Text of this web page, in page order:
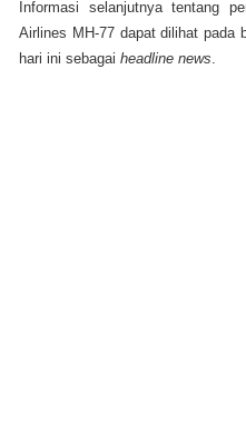
Informasi selanjutnya tentang
Airlines MH-77 dapat dilihat pada
hari ini sebagai headline news